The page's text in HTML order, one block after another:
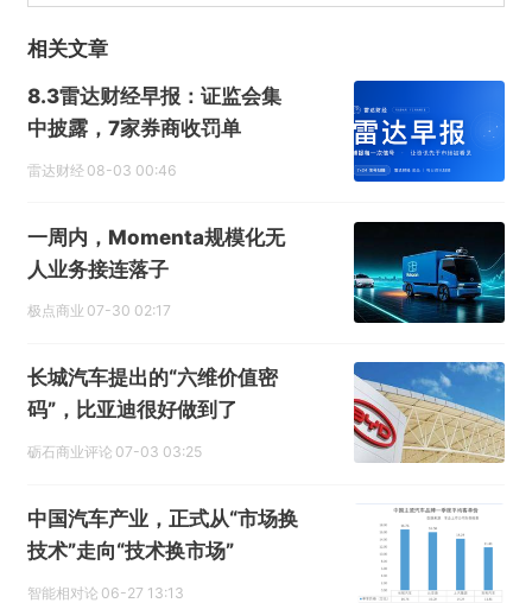
相关文章
8.3雷达财经早报：证监会集
中披露，7家券商收罚单
雷达财经 08-03 00:46
一周内，Momenta规模化无
人业务接连落子
极点商业 07-30 02:17
长城汽车提出的“六维价值密
码”，比亚迪很好做到了
砺石商业评论 07-03 03:25
中国汽车产业，正式从“市场换
技术”走向“技术换市场”
智能相对论 06-27 13:13